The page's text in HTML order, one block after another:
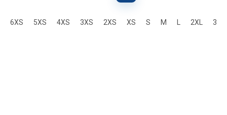
6XS 5XS 4XS 3XS 2XS XS S M 2XL 3XL